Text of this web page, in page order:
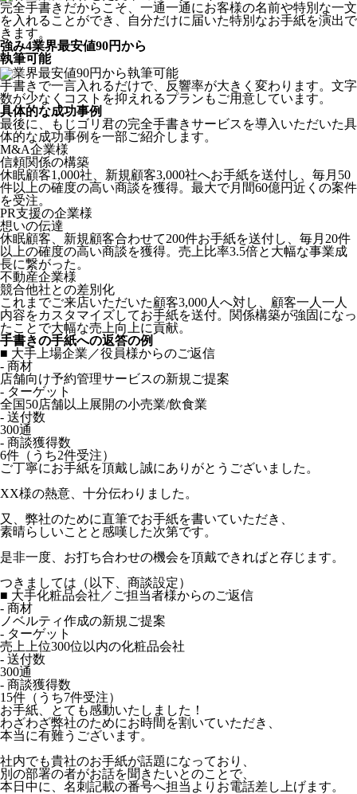
完全手書きだからこそ、一通一通にお客様の名前や特別な一文
を入れることができ、自分だけに届いた特別なお手紙を演出で
きます。
強み4業界最安値90円から
執筆可能
手書きで一言入れるだけで、反響率が大きく変わります。文字
数が少なくコストを抑えれるプランもご用意しています。
具体的な成功事例
最後に、もじゴリ君の完全手書きサービスを導入いただいた具
体的な成功事例を一部ご紹介します。
M&A企業様
信頼関係の構築
休眠顧客1,000社、新規顧客3,000社へお手紙を送付し、毎月50
件以上の確度の高い商談を獲得。最大で月間60億円近くの案件
を受注。
PR支援の企業様
想いの伝達
休眠顧客、新規顧客合わせて200件お手紙を送付し、毎月20件
以上の確度の高い商談を獲得。売上比率3.5倍と大幅な事業成
長に繋がった。
不動産企業様
競合他社との差別化
これまでご来店いただいた顧客3,000人へ対し、顧客一人一人
内容をカスタマイズしてお手紙を送付。関係構築が強固になっ
たことで大幅な売上向上に貢献。
手書きの手紙への返答の例
■ 大手上場企業／役員様からのご返信
- 商材
店舗向け予約管理サービスの新規ご提案
- ターゲット
全国50店舗以上展開の小売業/飲食業
- 送付数
300通
- 商談獲得数
6件（うち2件受注）
ご丁寧にお手紙を頂戴し誠にありがとうございました。
XX様の熱意、十分伝わりました。
又、弊社のために直筆でお手紙を書いていただき、
素晴らしいことと感嘆した次第です。
是非一度、お打ち合わせの機会を頂戴できればと存じます。
つきましては（以下、商談設定）
■ 大手化粧品会社／ご担当者様からのご返信
- 商材
ノベルティ作成の新規ご提案
- ターゲット
売上上位300位以内の化粧品会社
- 送付数
300通
- 商談獲得数
15件（うち7件受注）
お手紙、とても感動いたしました！
わざわざ弊社のためにお時間を割いていただき、
本当に有難うございます。
社内でも貴社のお手紙が話題になっており、
別の部署の者がお話を聞きたいとのことで、
本日中に、名刺記載の番号へ担当よりお電話差し上げます。